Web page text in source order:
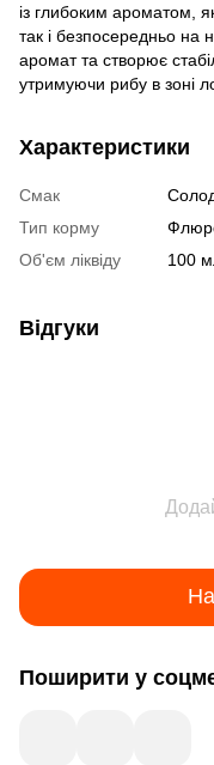
із глибоким ароматом,
так і безпосередньо на
аромат та створює
утримуючи рибу в зоні
Характеристики
Смак
Тип корму
Об'єм ліквіду
100
Відгуки
Поширити у